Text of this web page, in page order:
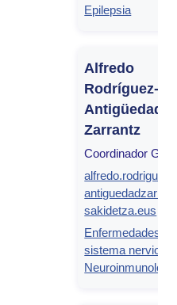
Epilepsia
Alfredo
Rodríguez-
Antigüedad
Zarrantz
Coordinador
alfredo.rodriguez-
sakidetza.eus
Enfermedades
sistema nervioso